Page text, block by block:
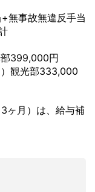
事故無違反手当
399,000円
観光部333,000
月）は、給与補